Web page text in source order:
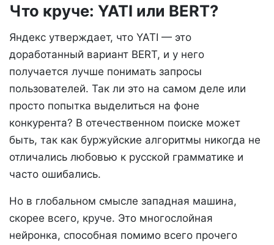
Что круче: YATI или BERT?
Яндекс утверждает, что YATI — это
доработанный вариант BERT, и у него
получается лучше понимать запросы
пользователей. Так ли это на самом деле или
просто попытка выделиться на фоне
конкурента? В отечественном поиске может
быть, так как буржуйские алгоритмы никогда не
отличались любовью к русской грамматике и
часто ошибались.
Но в глобальном смысле западная машина,
скорее всего, круче. Это многослойная
нейронка, способная помимо всего прочего